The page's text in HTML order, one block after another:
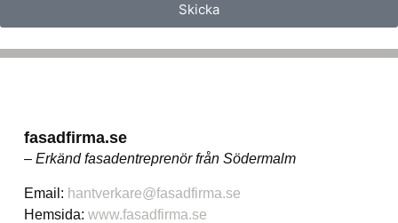
Skicka
fasadfirma.se
– Erkänd fasadentreprenör från Södermalm
Email: hantverkare@fasadfirma.se
Hemsida: www.fasadfirma.se